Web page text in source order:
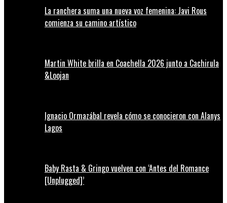
La ranchera suma una nueva voz femenina: Javi Rous
comienza su camino artístico
Martin White brilla en Coachella 2026 junto a Cachirula
&Loojan
Ignacio Ormazábal revela cómo se conocieron con Alanys
Lagos
Baby Rasta & Gringo vuelven con ‘Antes del Romance
[Unplugged]’